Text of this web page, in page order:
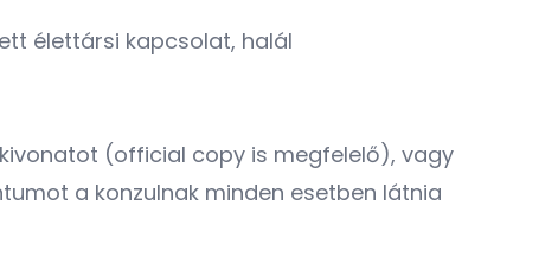
élettársi kapcsolat, halál
(official copy is megfelelő), vagy
a konzulnak minden esetben látnia